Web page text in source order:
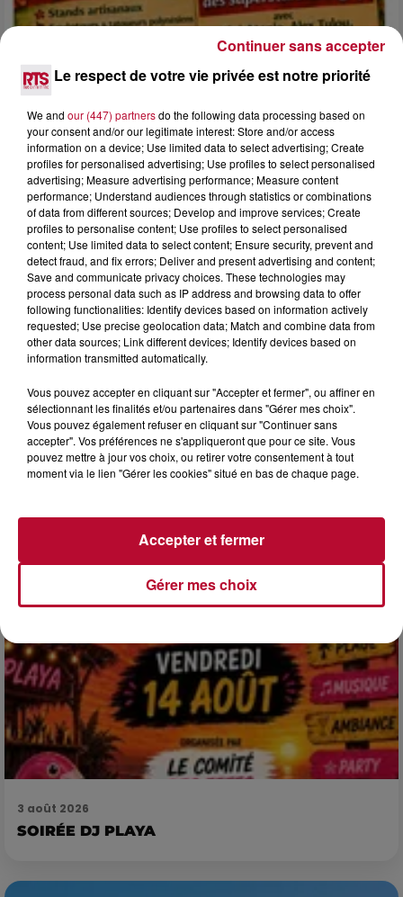
4 août 2026
FÊTE DE LA POLYNÉSIE À VILLEVEYRAC
4 août 2026
HÉRAULT, PYRÉNÉES-ORIENTALES : TROIS
SPOTS DE SNORKELING À EXPLORER...
Pas besoin de bouteilles de plongée lourdes ni de diplômes
masque, un tuba et une paire de palmes...
3 août 2026
SOIRÉE DJ PLAYA
Le respect de votre vie privée est notre priorité
We and our (447) partnersdo the following data processing based on
your consent and/or our legitimate interest: Store and/or access
information on a device; Use limited data to select advertising; Create
profiles for personalised advertising; Use profiles to select personalised
advertising; Measure advertising performance; Measure content
performance; Understand audiences through statistics or combinations
of data from different sources; Develop and improve services; Create
profiles to personalise content; Use profiles to select personalised
content; Use limited data to select content; Ensure security, prevent and
detect fraud, and fix errors; Deliver and present advertising and content;
Save and communicate privacy choices. These technologies may
process personal data such as IP address and browsing data to offer
following functionalities: Identify devices based on information actively
requested; Use precise geolocation data; Match and combine data from
other data sources; Link different devices; Identify devices based on
information transmitted automatically.
Vous pouvez accepter en cliquant sur "Accepter et fermer", ou affiner en
sélectionnant les finalités et/ou partenaires dans "Gérer mes choix".
Vous pouvez également refuser en cliquant sur "Continuer sans
accepter". Vos préférences ne s'appliqueront que pour ce site. Vous
pouvez mettre à jour vos choix, ou retirer votre consentement à tout
moment via le lien "Gérer les cookies" situé en bas de chaque page.
Gérer mes choix
Accepter et fermer
Continuer sans accepter